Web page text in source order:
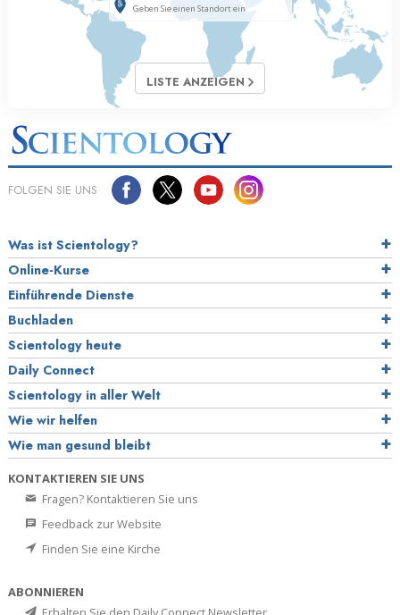
LISTE ANZEIGEN
FOLGEN SIE UNS
Was ist Scientology?
Online-Kurse
Einführende Dienste
Buchladen
Scientology heute
Daily Connect
Scientology in aller Welt
Wie wir helfen
Wie man gesund bleibt
KONTAKTIEREN SIE UNS
Fragen? Kontaktieren Sie uns
Feedback zur Website
Finden Sie eine Kirche
ABONNIEREN